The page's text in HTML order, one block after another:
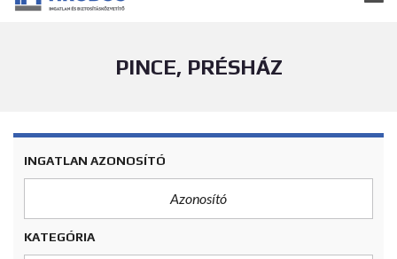
PINCE, PRÉSHÁZ
INGATLAN AZONOSÍTÓ
KATEGÓRIA